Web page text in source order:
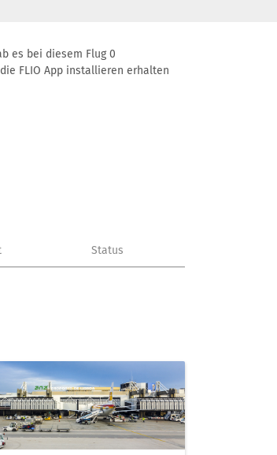
es bei diesem Flug 0
FLIO App installieren erhalten
Status